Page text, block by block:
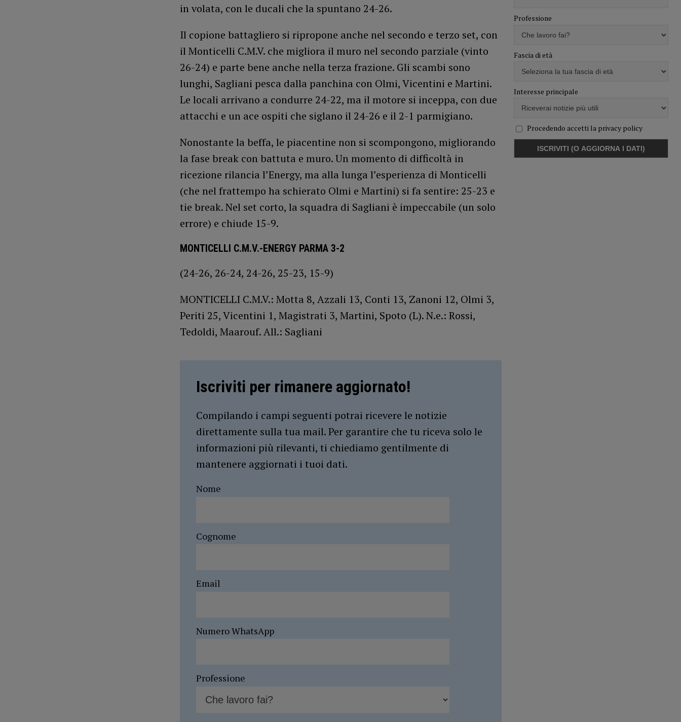
in volata, con le ducali che la spuntano 24-26.
Il copione battagliero si ripropone anche nel secondo e terzo set, con
il Monticelli C.M.V. che migliora il muro nel secondo parziale (vinto
26-24) e parte bene anche nella terza frazione. Gli scambi sono
lunghi, Sagliani pesca dalla panchina con Olmi, Vicentini e Martini.
Le locali arrivano a condurre 24-22, ma il motore si inceppa, con due
attacchi e un ace ospiti che siglano il 24-26 e il 2-1 parmigiano.
Nonostante la beffa, le piacentine non si scompongono, migliorando
la fase break con battuta e muro. Un momento di difficoltà in
ricezione rilancia l’Energy, ma alla lunga l’esperienza di Monticelli
(che nel frattempo ha schierato Olmi e Martini) si fa sentire: 25-23 e
tie break. Nel set corto, la squadra di Sagliani è impeccabile (un solo
errore) e chiude 15-9.
MONTICELLI C.M.V.-ENERGY PARMA 3-2
(24-26, 26-24, 24-26, 25-23, 15-9)
MONTICELLI C.M.V.: Motta 8, Azzali 13, Conti 13, Zanoni 12, Olmi 3,
Periti 25, Vicentini 1, Magistrati 3, Martini, Spoto (L). N.e.: Rossi,
Tedoldi, Maarouf. All.: Sagliani
Iscriviti per rimanere aggiornato!
Compilando i campi seguenti potrai ricevere le notizie
direttamente sulla tua mail. Per garantire che tu riceva solo le
informazioni più rilevanti, ti chiediamo gentilmente di
mantenere aggiornati i tuoi dati.
Nome
Cognome
Email
Numero WhatsApp
Professione
Professione
Fascia di età
Interesse principale
Procedendo accetti la privacy policy